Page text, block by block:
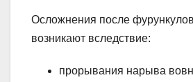
Осложнения после
возникают вследствие:
прорывания нарыва